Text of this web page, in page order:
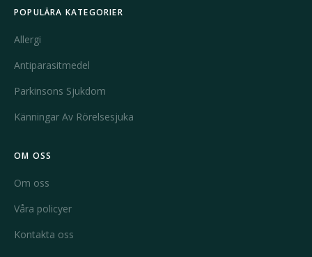
POPULÄRA KATEGORIER
Allergi
Antiparasitmedel
Parkinsons Sjukdom
Känningar Av Rörelsesjuka
OM OSS
Om oss
Våra policyer
Kontakta oss